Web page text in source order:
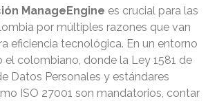
ManageEngine es crucial para las
por múltiples razones que van
eficiencia tecnológica. En un entorno
colombiano, donde la Ley 1581 de
Datos Personales y estándares
ISO 27001 son mandatorios, contar